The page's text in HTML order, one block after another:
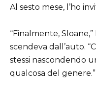
Al sesto mese, l’ho
“Finalmente,
scendeva dall’auto.
stessi nascondendo
qualcosa del genere.”